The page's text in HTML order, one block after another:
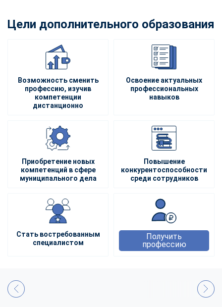
Цели дополнительного образования
Возможность сменить
профессию, изучив
компетенции
дистанционно
Освоение актуальных
профессиональных
навыков
Приобретение новых
компетенций в сфере
муниципального дела
Повышение
конкурентоспособности
среди сотрудников
Стать востребованным
специалистом
Получить
профессию